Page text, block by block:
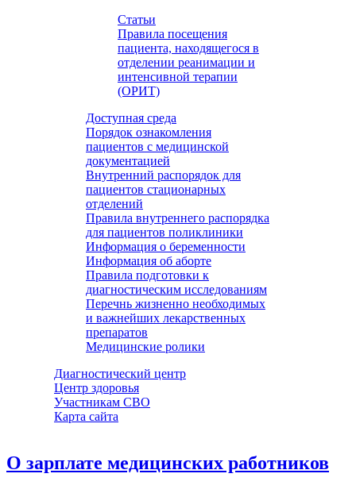
Статьи
Правила посещения
пациента, находящегося в
отделении реанимации и
интенсивной терапии
(ОРИТ)
Доступная среда
Порядок ознакомления
пациентов с медицинской
документацией
Внутренний распорядок для
пациентов стационарных
отделений
Правила внутреннего распорядка
для пациентов поликлиники
Информация о беременности
Информация об аборте
Правила подготовки к
диагностическим исследованиям
Перечнь жизненно необходимых
и важнейших лекарственных
препаратов
Медицинские ролики
Диагностический центр
Центр здоровья
Участникам СВО
Карта сайта
О зарплате медицинских работников